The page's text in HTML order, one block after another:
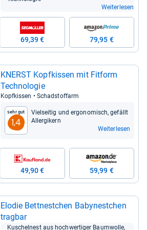
Weiterlesen
69,39 € 79,95 €
KNERST Kopf­kis­sen mit Fit­form
Tech­no­lo­gie
Kopf­kis­sen • Schad­stoff­arm
Sehr gut
1,4
Viel­sei­tig und ergo­no­misch, gefällt
All­er­gi­kern
Weiterlesen
49,90 € 59,99 €
Elo­die Bett­nest­chen Baby­nest­chen
trag­bar
Kuschel­nest aus hoch­wer­ti­ger Baum­wolle,